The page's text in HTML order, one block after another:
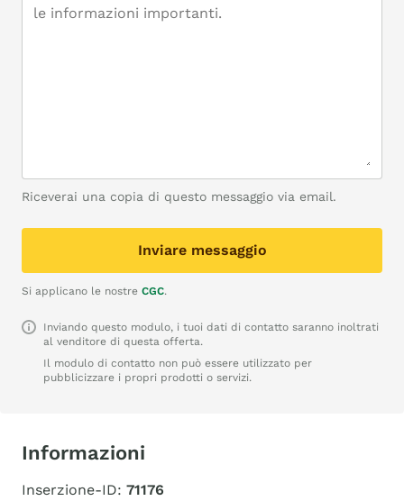
Riceverai una copia di questo messaggio via email.
Inviare messaggio
Si applicano le nostre CGC.
Inviando questo modulo, i tuoi dati di contatto saranno inoltrati
al venditore di questa offerta.
Il modulo di contatto non può essere utilizzato per
pubblicizzare i propri prodotti o servizi.
Informazioni
Inserzione-ID: 71176